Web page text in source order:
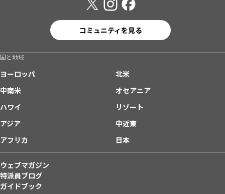
コミュニティを見る
国と地域
ヨーロッパ
北米
中南米
オセアニア
ハワイ
リゾート
アジア
中近東
アフリカ
日本
ウェブマガジン
特派員ブログ
ガイドブック